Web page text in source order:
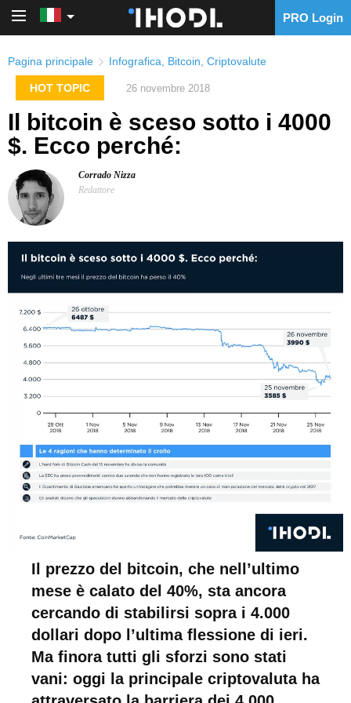
PRO Login
Pagina principale Infografica Bitcoin Criptovalute
HOT TOPIC 26 novembre 2018
Il bitcoin è sceso sotto i 4000
$. Ecco perché:
Corrado Nizza
Redattore
Il prezzo del bitcoin, che nell’ultimo
mese è calato del 40%, sta ancora
cercando di stabilirsi sopra i 4.000
dollari dopo l’ultima flessione di ieri.
Ma finora tutti gli sforzi sono stati
vani: oggi la principale criptovaluta ha